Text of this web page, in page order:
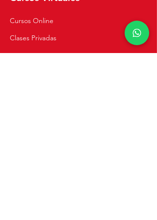
Cursos Online
Clases Privadas